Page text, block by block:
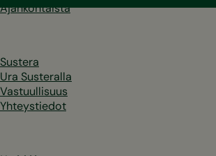
Ajankohtaista
Sustera
Ura Susteralla
Vastuullisuus
Yhteystiedot